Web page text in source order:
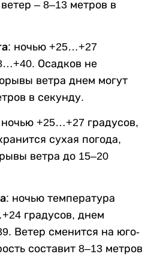
– 8–13 метров в
ночью +25…+27
Осадков не
ветра днем могут
в секунду.
ночью +25…+27 градусов,
сухая погода,
ветра до 15–20
ночью температура
градусов, днем
Ветер сменится на юго-
составит 8–13 метров